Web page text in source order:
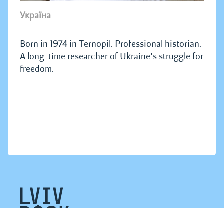
Україна
Born in 1974 in Ternopil. Professional historian.
A long-time researcher of Ukraine's struggle for
freedom.